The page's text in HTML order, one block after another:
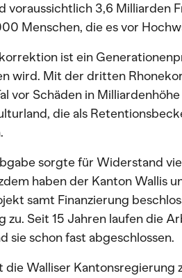
voraussichtlich 3,6 Milliarden
Menschen, die es vor
ist ein
wird. Mit der dritten
vor Schäden in
die als
sorgte für Widerstand
haben der Kanton Wallis
samt Finanzierung
zu. Seit 15 Jahren laufen die
sie schon fast abgeschlossen.
Walliser Kantonsregierung